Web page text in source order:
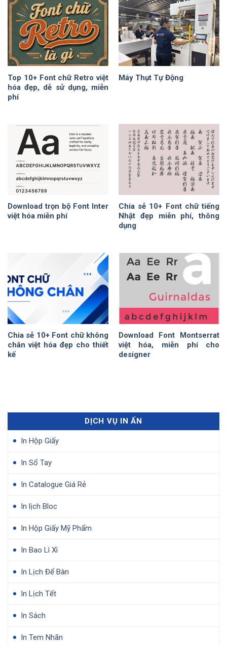
Top 10+ Font chữ Retro việt
hóa đẹp, dễ sử dụng, miễn
phí
Máy Thụt Tự Động
Download trọn bộ Font Inter
việt hóa miễn phí
Chia sẻ 10+ Font chữ tiếng
Nhật đẹp miễn phí, thông
dụng
Chia sẻ 10+ Font chữ không
chân việt hóa đẹp cho thiết
kế
Download Font Montserrat
việt hóa, miễn phí cho
designer
DỊCH VỤ IN ẤN
In Hộp Giấy
In Sổ Tay
In Catalogue Giá Rẻ
In lịch Bloc
In Hộp Giấy Mỹ Phẩm
In Bao Lì Xì
In Lịch Để Bàn
In Lịch Tết
In Sách
In Tem Nhãn